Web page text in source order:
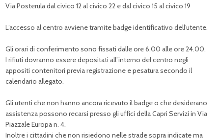
Via Posterula dal civico 12 al civico 22 e dal civico 15 al civico 19
L’accesso al centro avviene tramite badge identificativo dell’utente.
Gli orari di conferimento sono fissati dalle ore 6.00 alle ore 24.00.
I rifiuti dovranno essere depositati all’interno del centro negli
appositi contenitori previa registrazione e pesatura secondo il
calendario allegato.
Gli utenti che non hanno ancora ricevuto il badge o che desiderano
assistenza possono recarsi presso gli uffici della Capri Servizi in Via
Piazzale Europa n. 4.
Inoltre i cittadini che non risiedono nelle strade sopra indicate ma